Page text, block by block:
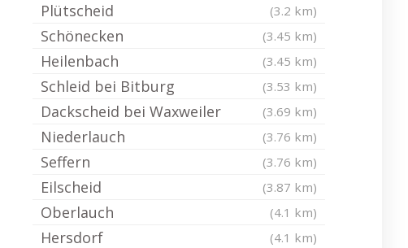
Plütscheid (3.2 km)
Schönecken (3.45 km)
Heilenbach (3.45 km)
Schleid bei Bitburg (3.53 km)
Dackscheid bei Waxweiler (3.69 km)
Niederlauch (3.76 km)
Seffern (3.76 km)
Eilscheid (3.87 km)
Oberlauch (4.1 km)
Hersdorf (4.1 km)